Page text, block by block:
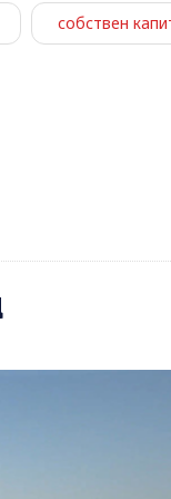
собствен